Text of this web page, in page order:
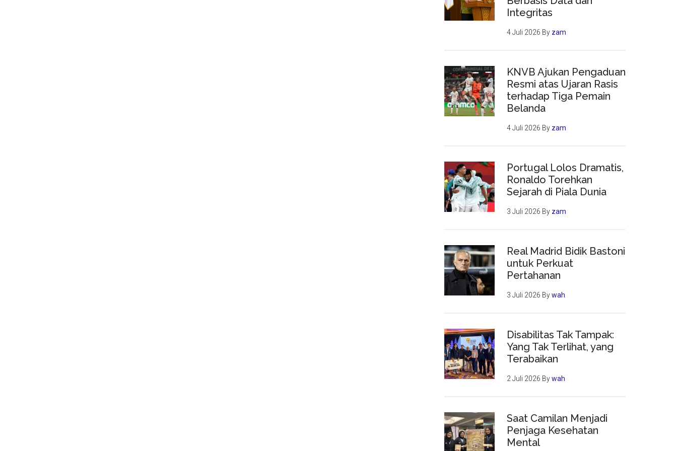
Integritas
4 Juli 2026 By zam
KNVB Ajukan Pengaduan
Resmi atas Ujaran Rasis
terhadap Tiga Pemain
Belanda
4 Juli 2026 By zam
Portugal Lolos Dramatis,
Ronaldo Torehkan
Sejarah di Piala Dunia
3 Juli 2026 By zam
Real Madrid Bidik Bastoni
untuk Perkuat
Pertahanan
3 Juli 2026 Bywah
Disabilitas Tak Tampak:
Yang Tak Terlihat, yang
Terabaikan
2 Juli 2026 Bywah
Saat Camilan Menjadi
Penjaga Kesehatan
Mental